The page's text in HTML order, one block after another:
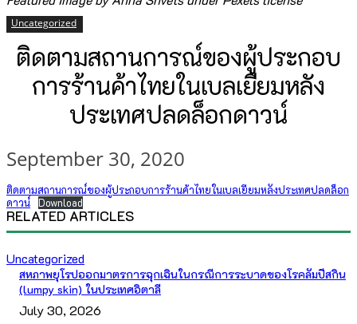
Uncategorized
ติดตามสถานการณ์ของผู้ประกอบ
การร้านค้าไทยในเบลเยียมหลัง
ประเทศปลดล็อกดาวน์
September 30, 2020
ติดตามสถานการณ์ของผู้ประกอบการร้านค้าไทยในเบลเยียมหลังประเทศปลดล็อก
ดาวน์
Download
RELATED ARTICLES
Uncategorized
สหภาพยุโรปออกมาตรการฉุกเฉินในกรณีการระบาดของโรคลัมปีสกิน
(lumpy skin) ในประเทศอิตาลี
July 30, 2026